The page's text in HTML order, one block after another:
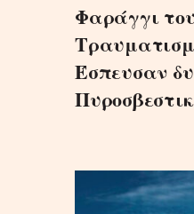
Φαράγγι
Έσπευσαν